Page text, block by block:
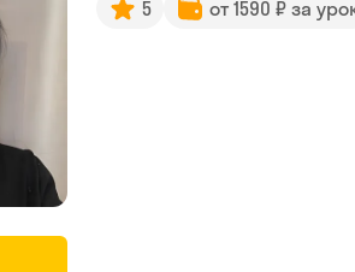
5 от 1590 ₽ за